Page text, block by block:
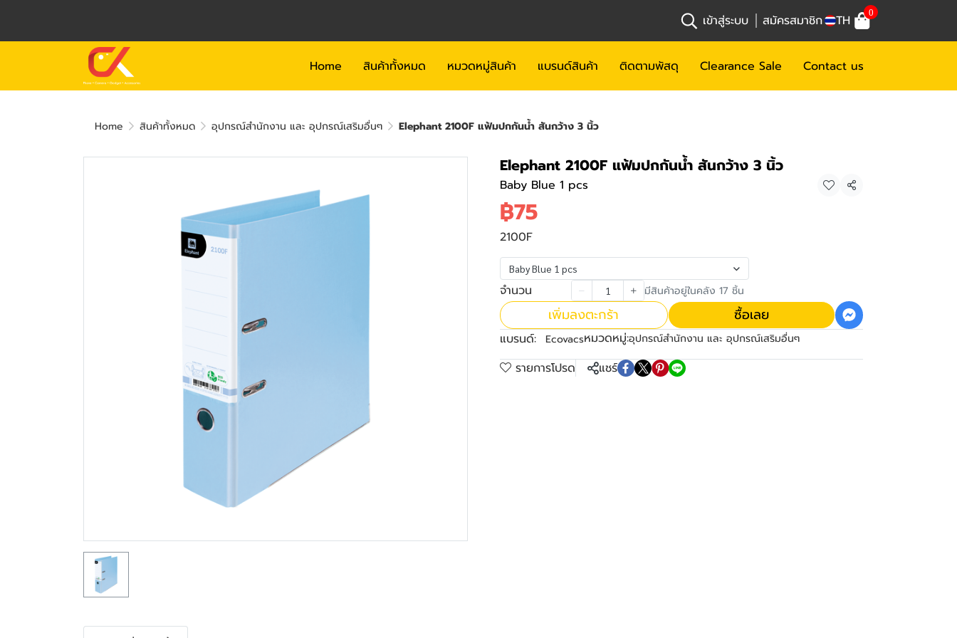
เข้าสู่ระบบ สมัครสมาชิก TH 0
Home สินค้าทั้งหมด หมวดหมู่สินค้า แบรนด์สินค้า ติดตามพัสดุ Clearance Sale Contact us
Home สินค้าทั้งหมด อุปกรณ์สำนักงาน และ อุปกรณ์เสริมอื่นๆ Elephant 2100F แฟ้มปกกันน้ำ สันกว้าง 3 นิ้ว
Elephant 2100F แฟ้มปกกันน้ำ สันกว้าง 3 นิ้ว
Baby Blue 1 pcs แชร์
฿75
2100F
Baby Blue 1 pcs
จำนวน มีสินค้าอยู่ในคลัง 17 ชิ้น
เพิ่มลงตะกร้า ซื้อเลย
แบรนด์: Ecovacsหมวดหมู่:อุปกรณ์สำนักงาน และ อุปกรณ์เสริมอื่นๆ
รายการโปรด แชร์